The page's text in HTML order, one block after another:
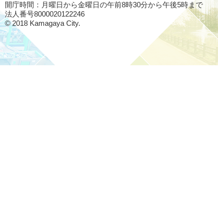
開庁時間：月曜日から金曜日の午前8時30分から午後5時まで
法人番号8000020122246
© 2018 Kamagaya City.